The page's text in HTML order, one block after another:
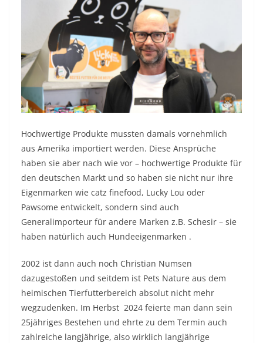
Hochwertige Produkte mussten damals vornehmlich
aus Amerika importiert werden. Diese Ansprüche
haben sie aber nach wie vor – hochwertige Produkte für
den deutschen Markt und so haben sie nicht nur ihre
Eigenmarken wie catz finefood, Lucky Lou oder
Pawsome entwickelt, sondern sind auch
Generalimporteur für andere Marken z.B. Schesir – sie
haben natürlich auch Hundeeigenmarken .
2002 ist dann auch noch Christian Numsen
dazugestoßen und seitdem ist Pets Nature aus dem
heimischen Tierfutterbereich absolut nicht mehr
wegzudenken. Im Herbst 2024 feierte man dann sein
25jähriges Bestehen und ehrte zu dem Termin auch
zahlreiche langjährige, also wirklich langjährige